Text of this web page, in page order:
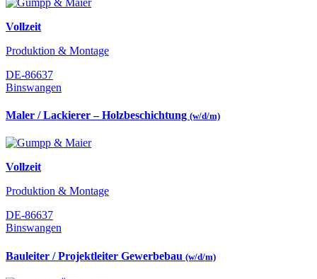
Vollzeit
Produktion & Montage
DE-86637
Binswangen
Maler / Lackierer – Holzbeschichtung (w/d/m)
Vollzeit
Produktion & Montage
DE-86637
Binswangen
Bauleiter / Projektleiter Gewerbebau (w/d/m)